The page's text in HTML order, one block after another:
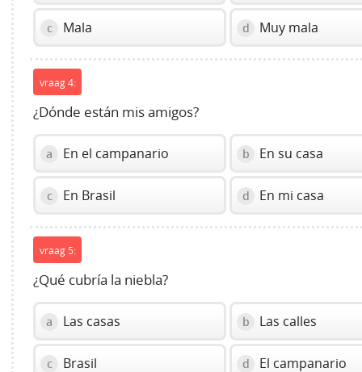
c Mala d Muy mala
vraag 4:
¿Dónde están mis amigos?
a En el campanario b En su casa
c En Brasil d En mi casa
vraag 5:
¿Qué cubría la niebla?
a Las casas b Las calles
c Brasil d El campanario